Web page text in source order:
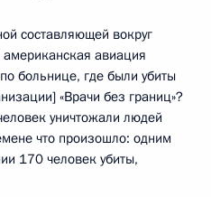
составляющей вокруг
авиация
больнице, где были убиты
«Врачи без границ»?
уничтожали людей
что произошло: одним
170 человек убиты,